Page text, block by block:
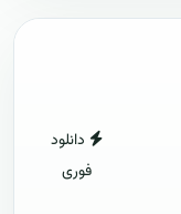
دانلود
فوری